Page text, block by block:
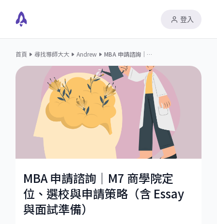
登入
首頁 尋找導師大大 Andrew MBA 申請諮詢｜M7 商學院定位、選校與申請策略（含 Essay 與面試準備）
MBA 申請諮詢｜M7 商學院定
位、選校與申請策略（含 Essay
與面試準備）